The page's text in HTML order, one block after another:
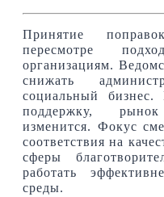
Принятие
пересмотре
организациям.
снижать
социальный
поддержку,
изменится. Фокус
соответствия на
сферы
работать
среды.